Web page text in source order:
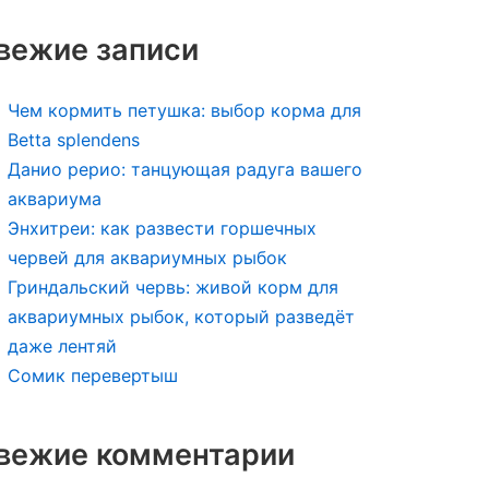
записи
Чем кормить петушка: выбор корма для
Betta splendens
Данио рерио: танцующая радуга вашего
аквариума
Энхитреи: как развести горшечных
червей для аквариумных рыбок
Гриндальский червь: живой корм для
аквариумных рыбок, который разведёт
даже лентяй
Сомик перевертыш
комментарии